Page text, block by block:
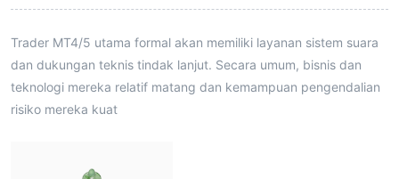
Trader MT4/5 utama formal akan memiliki layanan sistem suara
dan dukungan teknis tindak lanjut. Secara umum, bisnis dan
teknologi mereka relatif matang dan kemampuan pengendalian
risiko mereka kuat